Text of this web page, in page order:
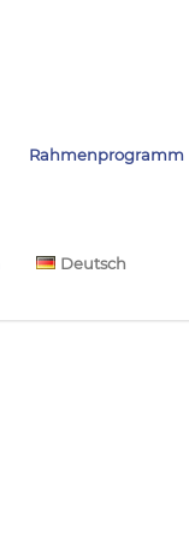
Rahmenprogramm
Deutsch